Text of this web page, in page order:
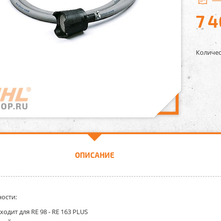
7
ОПИСАНИЕ
для RE 98 - RE 163 PLUS